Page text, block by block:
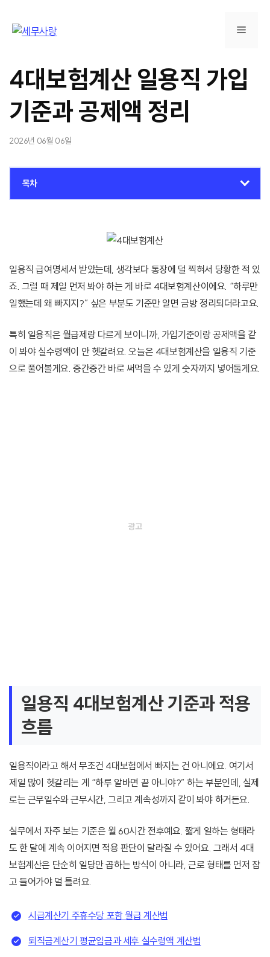
메
뉴
4대보험계산 일용직 가입
기준과 공제액 정리
2026년 06월 06일
목차
일용직 급여명세서 받았는데, 생각보다 통장에 덜 찍혀서 당황한 적 있
죠. 그럴 때 제일 먼저 봐야 하는 게 바로 4대보험계산이에요. “하루만
일했는데 왜 빠지지?” 싶은 부분도 기준만 알면 금방 정리되더라고요.
특히 일용직은 월급제랑 다르게 보이니까, 가입기준이랑 공제액을 같
이 봐야 실수령액이 안 헷갈려요. 오늘은 4대보험계산을 일용직 기준
으로 풀어볼게요. 중간중간 바로 써먹을 수 있게 숫자까지 넣어둘게요.
일용직 4대보험계산 기준과 적용
흐름
일용직이라고 해서 무조건 4대보험에서 빠지는 건 아니에요. 여기서
제일 많이 헷갈리는 게 “하루 알바면 끝 아니야?” 하는 부분인데, 실제
로는 근무일수와 근무시간, 그리고 계속성까지 같이 봐야 하거든요.
실무에서 자주 보는 기준은 월 60시간 전후예요. 짧게 일하는 형태라
도 한 달에 계속 이어지면 적용 판단이 달라질 수 있어요. 그래서 4대
보험계산은 단순히 일당만 곱하는 방식이 아니라, 근로 형태를 먼저 잡
고 들어가야 덜 틀려요.
시급계산기 주휴수당 포함 월급 계산법
퇴직금계산기 평균임금과 세후 실수령액 계산법